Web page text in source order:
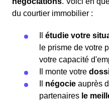
du courtier immobilier :
étudie votre
le prisme de votre
votre capacité
Il monte votre
négocie auprès
partenaires le